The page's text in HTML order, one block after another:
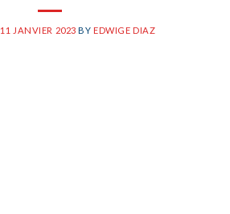
11 JANVIER 2023 BYEDWIGE DIAZ